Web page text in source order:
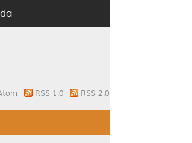
RSS 1.0 RSS 2.0